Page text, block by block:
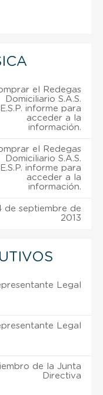
el Redegas
Domiciliario S.A.S.
E.S.P. informe para
acceder a la
información.
el Redegas
Domiciliario S.A.S.
E.S.P. informe para
acceder a la
información.
de septiembre de
2013
Legal
Legal
de la Junta
Directiva